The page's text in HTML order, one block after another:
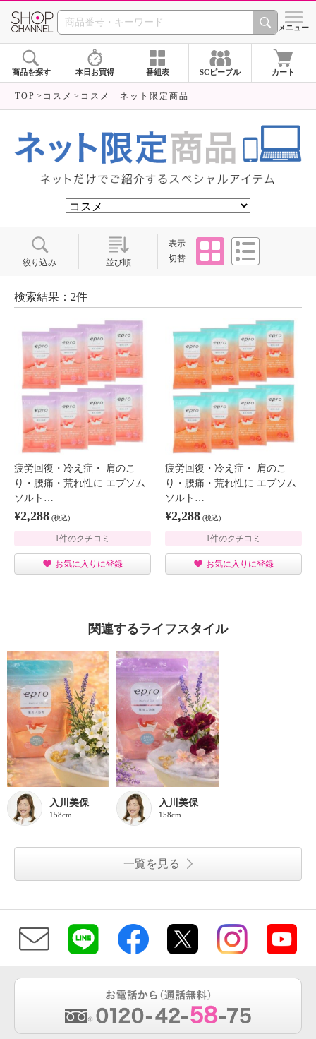
SHOP CHANNEL ショッ
メニュー
商品を探す 本日お買得 番組表 SCピープル カート
TOP コスメ コスメ ネット限定商品
絞り込み 並び順
表示
切替
タイル
検索結果：2件
疲労回復・冷え症・ 肩のこ
り・腰痛・荒れ性に エプソム
ソルト…
¥2,288 (税込)
1件のクチコミ
お気に入りに登録
疲労回復・冷え症・ 肩のこ
り・腰痛・荒れ性に エプソム
ソルト…
¥2,288 (税込)
1件のクチコミ
お気に入りに登録
関連するライフスタイル
入川美保
158cm
入川美保
158cm
一覧を見る